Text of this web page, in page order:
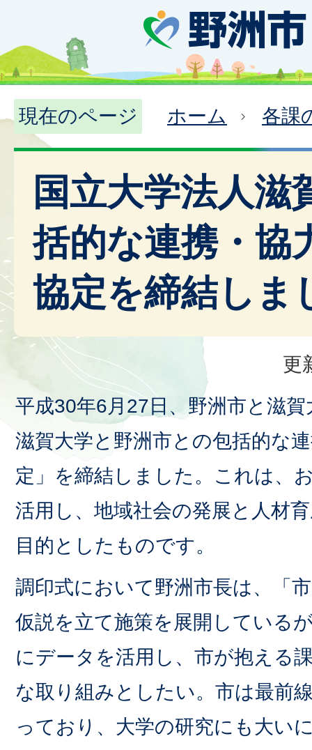
現在のページ ホーム 各課
国立大学法人滋
括的な連携・協
協定を締結しま
更
平成30年6月27日、野洲市と滋
滋賀大学と野洲市との包括的な
定」を締結しました。これは、
活用し、地域社会の発展と人材
目的としたものです。
調印式において野洲市長は、「
仮説を立て施策を展開している
にデータを活用し、市が抱える
な取り組みとしたい。市は最前
っており、大学の研究にも大い